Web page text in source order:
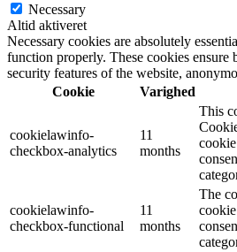
Necessary
Altid aktiveret
Necessary cookies are absolutely
function properly. These cookies ensure
security features of the website,
Cookie
Varighed
cookielawinfo-
checkbox-analytics
11
months
This
cookielawinfo-
checkbox-functional
11
months
The